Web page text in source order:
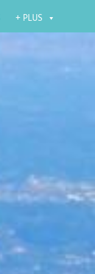
+ PLUS